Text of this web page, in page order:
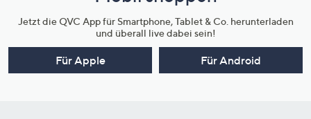
Jetzt die QVC App für Smartphone, Tablet & Co. herunterladen
und überall live dabei sein!
Für Apple Für Android